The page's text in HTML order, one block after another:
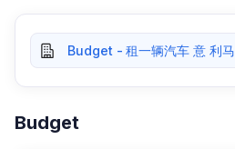
Budget - 租一辆汽车 意 利马
Budget